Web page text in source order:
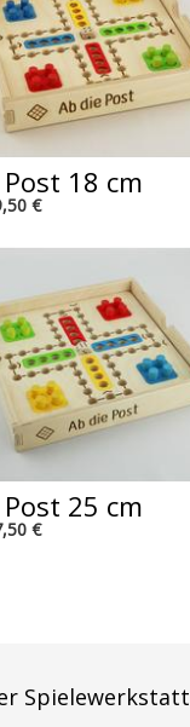
18 cm
€
25 cm
€
Spielewerkstatt